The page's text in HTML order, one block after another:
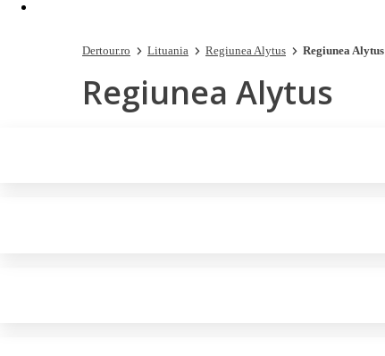
Dertour.ro Lituania Regiunea Alytus Regiunea Alytus
Regiunea Alytus